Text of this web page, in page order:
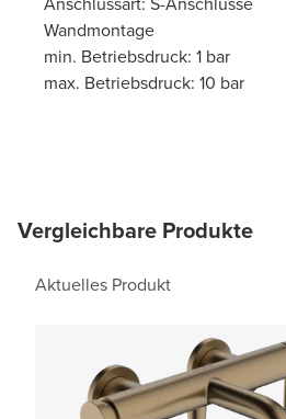
Wandmontage
min. Betriebsdruck: 1 bar
max. Betriebsdruck: 10 bar
Vergleichbare Produkte
Aktuelles Produkt